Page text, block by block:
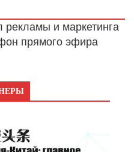
рекламы и маркетинга
прямого эфира